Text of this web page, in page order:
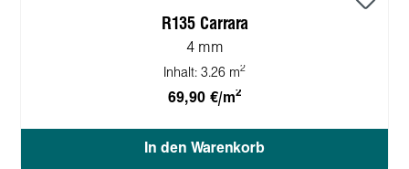
R135 Carrara
4 mm
Inhalt: 3.26 m2
69,90 €/m2
In den Warenkorb